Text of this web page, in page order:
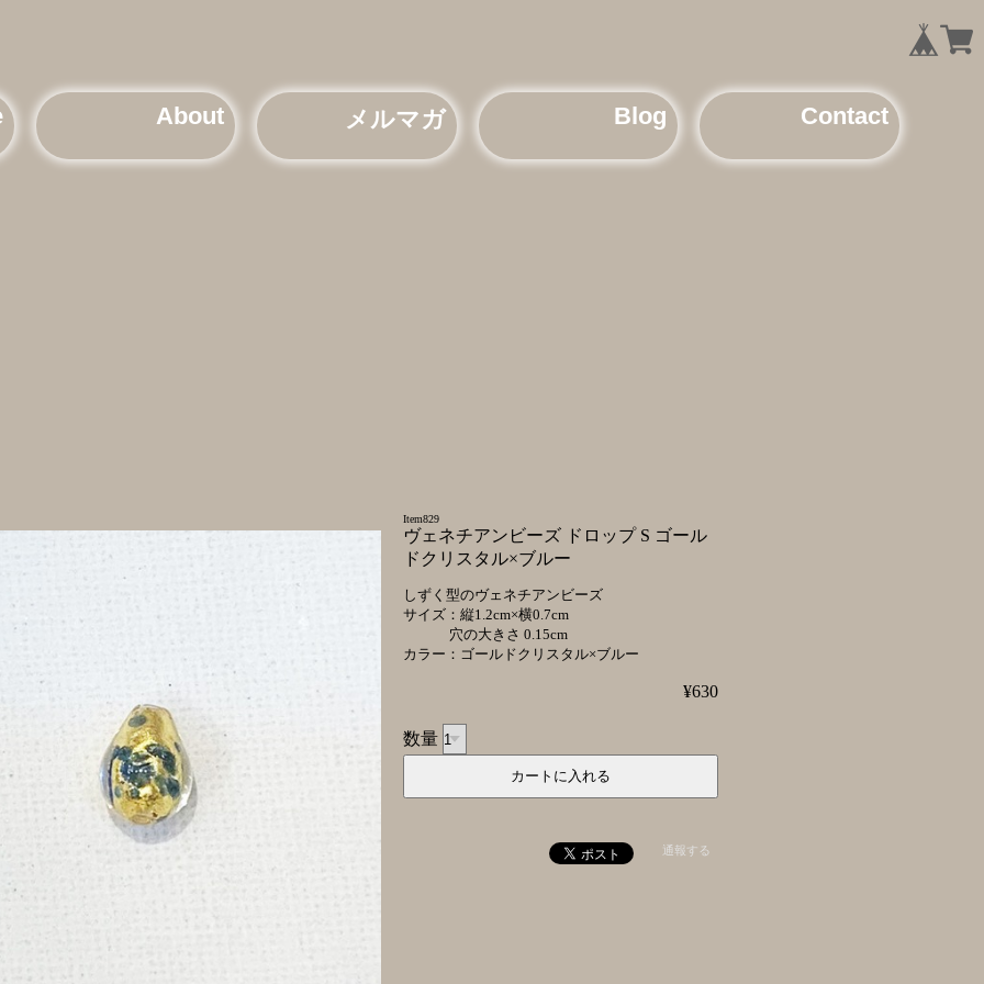
About メルマガ Blog Contact
Item829
ヴェネチアンビーズ ドロップ S ゴール
ドクリスタル×ブルー
しずく型のヴェネチアンビーズ
サイズ：縦1.2cm×横0.7cm
穴の大きさ 0.15cm
カラー：ゴールドクリスタル×ブルー
¥630
数量
通報する